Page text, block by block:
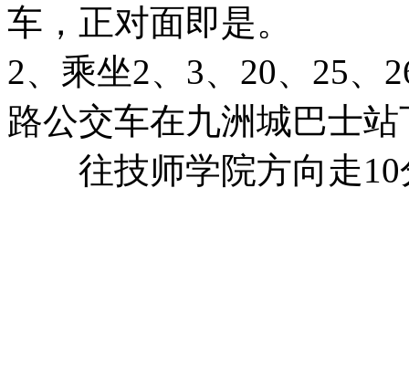
车，正对面即是。
2、乘坐2、3、20、25、
路公交车在九洲城巴士站
往技师学院方向走10